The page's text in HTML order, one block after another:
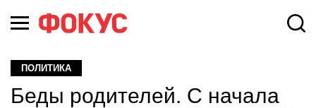
ПОЛИТИКА
Беды родителей. С начала